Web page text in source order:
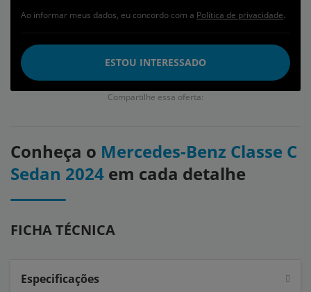
Ao informar meus dados, eu concordo com a Política de privacidade.
ESTOU INTERESSADO
Compartilhe essa oferta:
Conheça o Mercedes-Benz Classe C
Sedan 2024 em cada detalhe
FICHA TÉCNICA
Especificações